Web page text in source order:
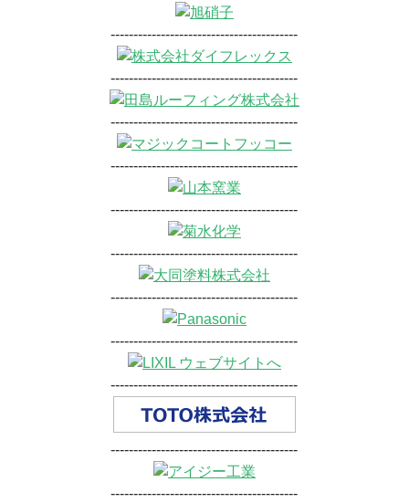
-----------------------------------------
-----------------------------------------
-----------------------------------------
-----------------------------------------
-----------------------------------------
-----------------------------------------
-----------------------------------------
-----------------------------------------
-----------------------------------------
-----------------------------------------
-----------------------------------------